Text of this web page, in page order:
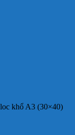
khổ A3 (30×40)